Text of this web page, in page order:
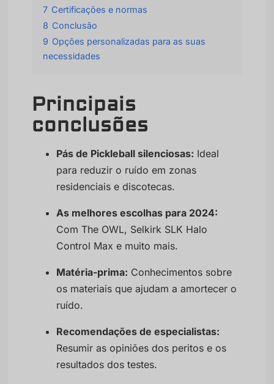
7 Certificações e normas
8 Conclusão
9 Opções personalizadas para as suas
necessidades
Principais
conclusões
Pás de Pickleball silenciosas: Ideal
para reduzir o ruído em zonas
residenciais e discotecas.
As melhores escolhas para 2024:
Com The OWL, Selkirk SLK Halo
Control Max e muito mais.
Matéria-prima: Conhecimentos sobre
os materiais que ajudam a amortecer o
ruído.
Recomendações de especialistas:
Resumir as opiniões dos peritos e os
resultados dos testes.